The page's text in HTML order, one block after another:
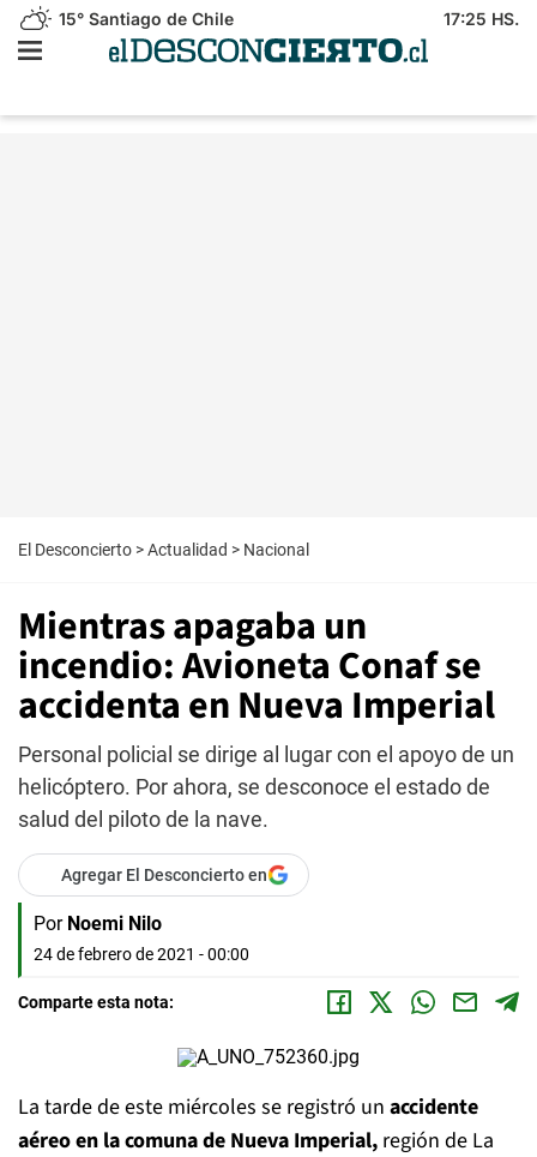
15° Santiago de Chile 17:25 HS.
El Desconcierto >Actualidad > Nacional
Mientras apagaba un
incendio: Avioneta Conaf se
accidenta en Nueva Imperial
Personal policial se dirige al lugar con el apoyo de un
helicóptero. Por ahora, se desconoce el estado de
salud del piloto de la nave.
Agregar El Desconcierto en
Por Noemi Nilo
24 de febrero de 2021 - 00:00
Comparte esta nota:
La tarde de este miércoles se registró un accidente
aéreo en la comuna de Nueva Imperial, región de La